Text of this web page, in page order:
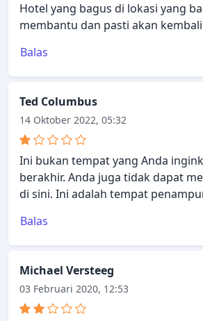
Hotel yang bagus di lokasi yang
membantu dan pasti akan
Balas
Ted Columbus
14 Oktober 2022, 05:32
Ini bukan tempat yang Anda
berakhir. Anda juga tidak dapat
di sini. Ini adalah tempat
Balas
Michael Versteeg
03 Februari 2020, 12:53